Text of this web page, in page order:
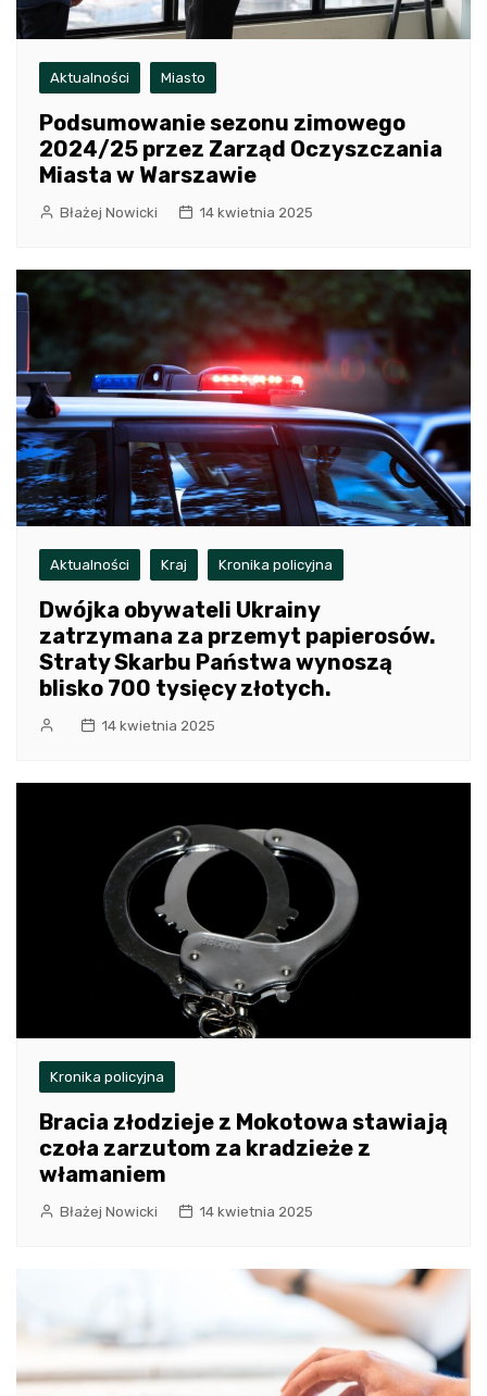
Aktualności Miasto
Podsumowanie sezonu zimowego
2024/25 przez Zarząd Oczyszczania
Miasta w Warszawie
Błażej Nowicki 14 kwietnia 2025
Aktualności Kraj Kronika policyjna
Dwójka obywateli Ukrainy
zatrzymana za przemyt papierosów.
Straty Skarbu Państwa wynoszą
blisko 700 tysięcy złotych.
14 kwietnia 2025
Kronika policyjna
Bracia złodzieje z Mokotowa stawiają
czoła zarzutom za kradzieże z
włamaniem
Błażej Nowicki 14 kwietnia 2025